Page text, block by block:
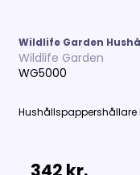
Wildlife Garden
Wildlife Garden
WG5000
Hushållspappershållare